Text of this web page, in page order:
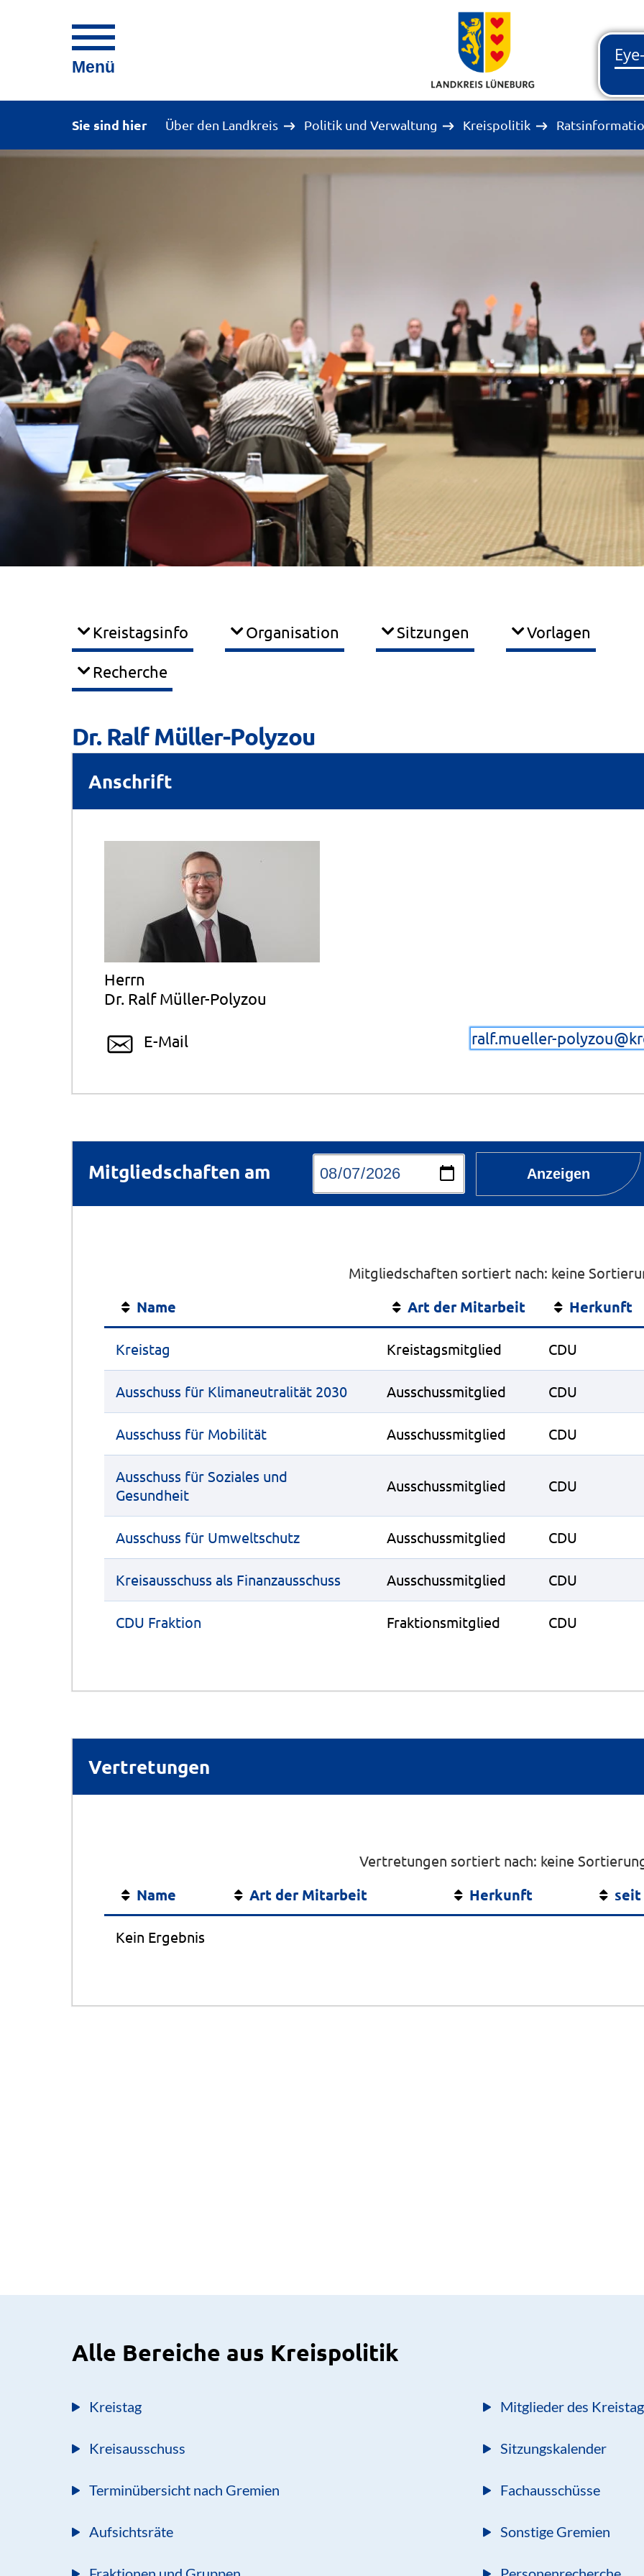
Menü
Sie sind hier Über den Landkreis Politik und Verwaltung Kreispolitik
Kreistagsinfo Organisation Sitzungen Vorlagen
Recherche
Dr. Ralf Müller-Polyzou
Anschrift
Herrn
Dr. Ralf Müller-Polyzou
E-Mail ralf.mueller-
Mitgliedschaften am Anzeigen
Mitgliedschaften sortiert nach: keine
Name Art der Mitarbeit Herkunft
Kreistag Kreistagsmitglied CDU
Ausschuss für Klimaneutralität 2030 Ausschussmitglied CDU
Ausschuss für Mobilität Ausschussmitglied CDU
Ausschuss für Soziales und
Gesundheit
Ausschussmitglied CDU
Ausschuss für Umweltschutz Ausschussmitglied CDU
Kreisausschuss als Finanzausschuss Ausschussmitglied CDU
CDU Fraktion Fraktionsmitglied CDU
Vertretungen
Vertretungen sortiert nach: keine
Name Art der Mitarbeit Herkunft seit
Kein Ergebnis
Alle Bereiche aus Kreispolitik
Kreistag Mitglieder des
Kreisausschuss Sitzungskalender
Terminübersicht nach Gremien Fachausschüsse
Aufsichtsräte Sonstige Gremien